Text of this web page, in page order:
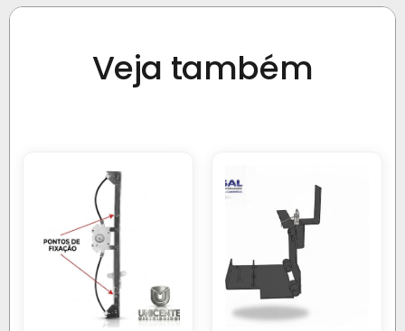
Veja também